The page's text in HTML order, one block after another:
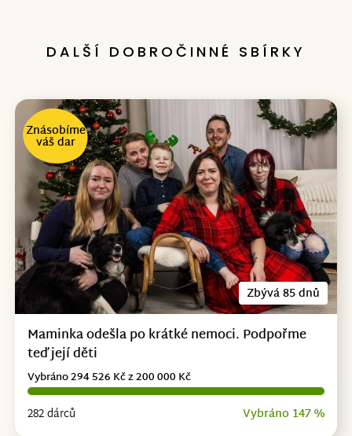
DALŠÍ DOBROČINNÉ SBÍRKY
Zbývá 85 dnů
Znásobíme
váš dar
Maminka odešla po krátké nemoci. Podpořme
teď její děti
282 dárců Vybráno 147 %
Vybráno 294 526 Kč z 200 000 Kč